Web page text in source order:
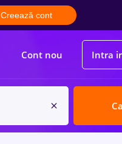
Creează cont
Cont nou Intra